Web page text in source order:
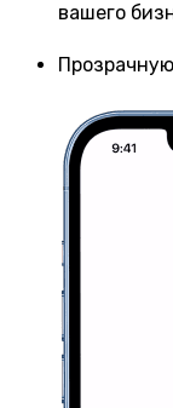
вашего